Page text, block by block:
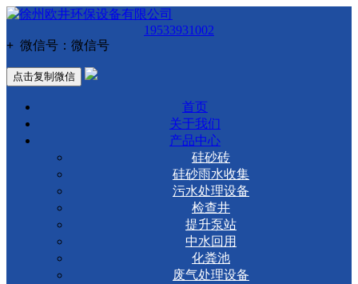
19533931002
+ 微信号： 微信号
点击复制微信
首页
关于我们
产品中心
硅砂砖
硅砂雨水收集
污水处理设备
检查井
提升泵站
中水回用
化粪池
废气处理设备